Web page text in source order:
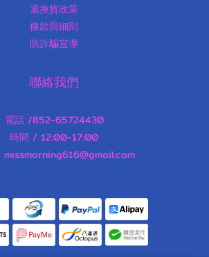
退換貨政策
條款與細則
防詐騙宣導
聯絡我們
電話 /852-65724430
時間 / 12:00-17:00